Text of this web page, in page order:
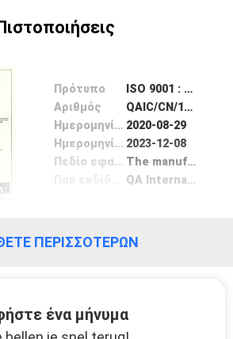
Πρότυπο
ISO 9001 : 2015
Αριθμός
QAIC/CN/145427
Ημερομηνία Έκδοσης 2020-08-29
Ημερομηνία λήξης 2023-12-08
Πεδίο εφαρμογής / Range
The manufacture of Electronic Connectors
QA International
ΠΕΡΙΣΣΌΤΕΡΩΝ
ένα μήνυμα